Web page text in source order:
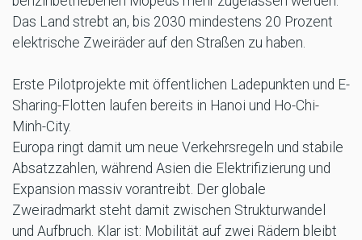
Das Land strebt an, bis 2030 mindestens 20 Prozent
elektrische Zweiräder auf den Straßen zu haben.
Erste Pilotprojekte mit öffentlichen Ladepunkten und E-
Sharing-Flotten laufen bereits in Hanoi und Ho-Chi-
Minh-City.
Europa ringt damit um neue Verkehrsregeln und stabile
Absatzzahlen, während Asien die Elektrifizierung und
Expansion massiv vorantreibt. Der globale
Zweiradmarkt steht damit zwischen Strukturwandel
und Aufbruch. Klar ist: Mobilität auf zwei Rädern bleibt